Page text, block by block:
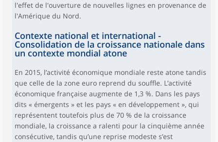
l'effet de l'ouverture de nouvelles lignes en provenance de
l'Amérique du Nord.
Contexte national et international -
Consolidation de la croissance nationale dans
un contexte mondial atone
En 2015, l’activité économique mondiale reste atone tandis
que celle de la zone euro reprend du souffle. L’activité
économique française augmente de 1,3 %. Dans les pays
dits « émergents » et les pays « en développement », qui
représentent toutefois plus de 70 % de la croissance
mondiale, la croissance a ralenti pour la cinquième année
consécutive, tandis qu’une reprise modeste s’est